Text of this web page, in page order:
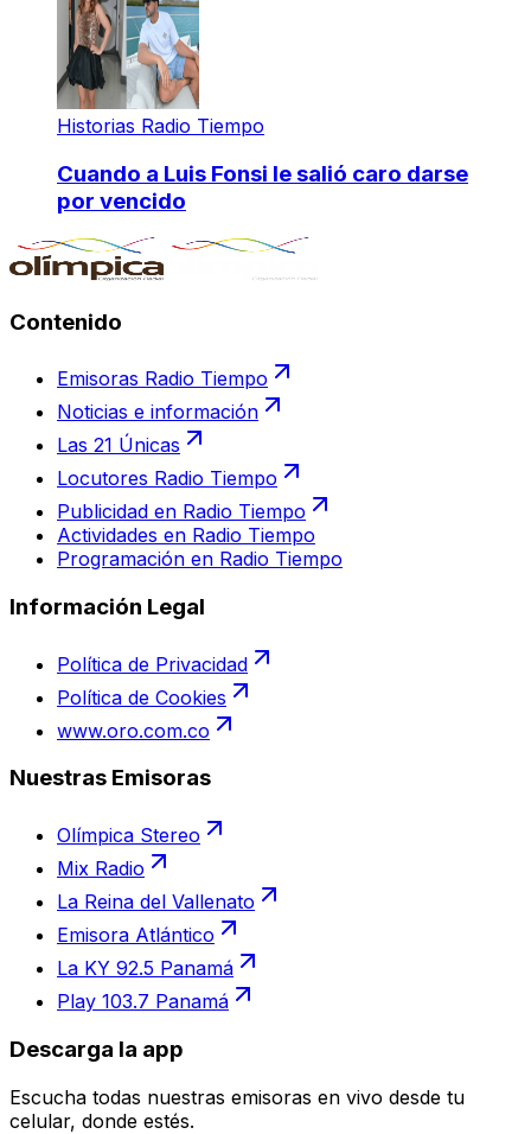
Historias Radio Tiempo
Cuando a Luis Fonsi le salió caro darse
por vencido
Contenido
Emisoras Radio Tiempo
Noticias e información
Las 21 Únicas
Locutores Radio Tiempo
Publicidad en Radio Tiempo
Actividades en Radio Tiempo
Programación en Radio Tiempo
Información Legal
Política de Privacidad
Política de Cookies
www.oro.com.co
Nuestras Emisoras
Olímpica Stereo
Mix Radio
La Reina del Vallenato
Emisora Atlántico
La KY 92.5 Panamá
Play 103.7 Panamá
Descarga la app
Escucha todas nuestras emisoras en vivo desde tu
celular, donde estés.